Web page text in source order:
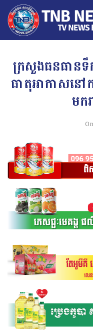
ក្រសួងធនធាន
ធាតុអាកាសនៅ
មក
On